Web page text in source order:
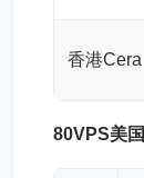
香港Cera
80VPS美国